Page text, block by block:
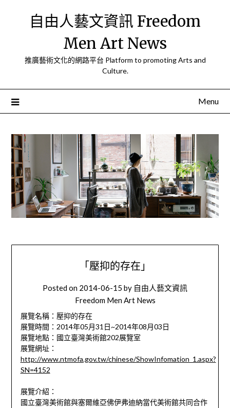
自由人藝文資訊 Freedom
Men Art News
推廣藝術文化的網路平台 Platform to promoting Arts and
Culture.
Menu
「壓抑的存在」
Posted on 2014-06-15 by 自由人藝文資訊
Freedom Men Art News
展覽名稱：壓抑的存在
展覽時間：2014年05月31日~2014年08月03日
展覽地點：國立臺灣美術館202展覽室
展覽網址：
http://www.ntmofa.gov.tw/chinese/ShowInfomation_1.aspx?
SN=4152
展覽介紹：
國立臺灣美術館與塞爾維亞佛伊弗迪納當代美術館共同合作